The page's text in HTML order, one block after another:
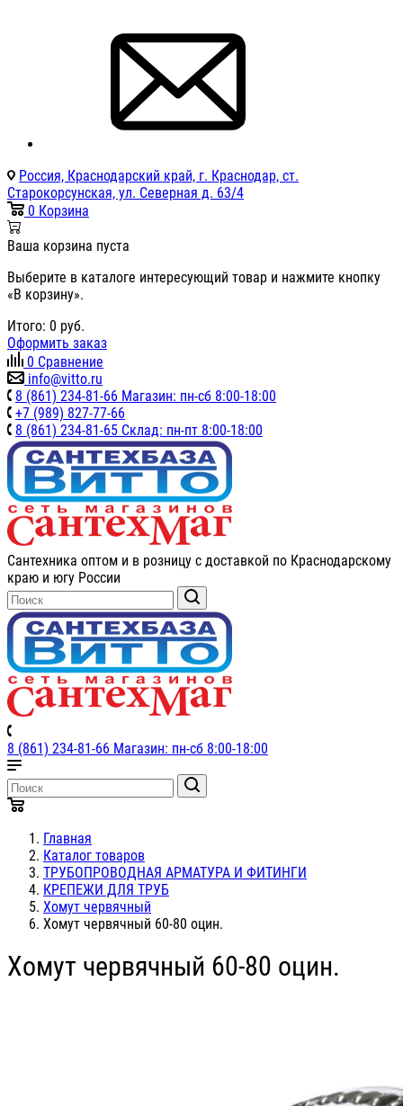
Россия, Краснодарский край, г. Краснодар, ст.
Старокорсунская, ул. Северная д. 63/4
0 Корзина
Ваша корзина пуста
Выберите в каталоге интересующий товар и нажмите кнопку
«В корзину».
Итого: 0 руб.
Оформить заказ
0 Сравнение
info@vitto.ru
8 (861) 234-81-66 Магазин: пн-сб 8:00-18:00
+7 (989) 827-77-66
8 (861) 234-81-65 Склад: пн-пт 8:00-18:00
Сантехника оптом и в розницу с доставкой по Краснодарскому
краю и югу России
8 (861) 234-81-66 Магазин: пн-сб 8:00-18:00
Главная
Каталог товаров
ТРУБОПРОВОДНАЯ АРМАТУРА И ФИТИНГИ
КРЕПЕЖИ ДЛЯ ТРУБ
Хомут червячный
Хомут червячный 60-80 оцин.
Хомут червячный 60-80 оцин.